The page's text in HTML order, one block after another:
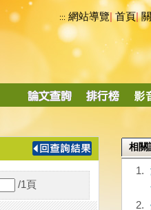
::: 網站導覽|首頁|
導
/1 頁
相關
1.
2.